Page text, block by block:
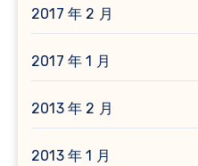
2017 年 2 月
2017 年 1 月
2013 年 2 月
2013 年 1 月